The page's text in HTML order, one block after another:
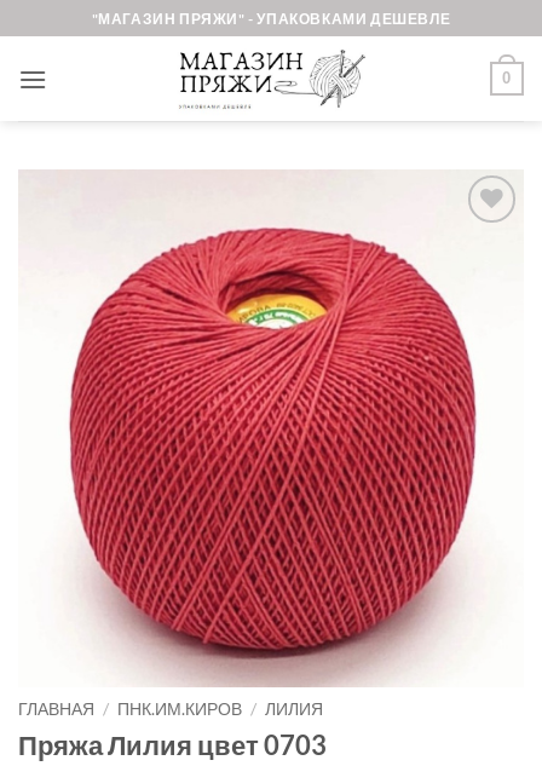
to
content
"МАГАЗИН ПРЯЖИ" - УПАКОВКАМИ ДЕШЕВЛЕ
0
ГЛАВНАЯ / ПНК.ИМ.КИРОВ / ЛИЛИЯ
Пряжа Лилия цвет 0703